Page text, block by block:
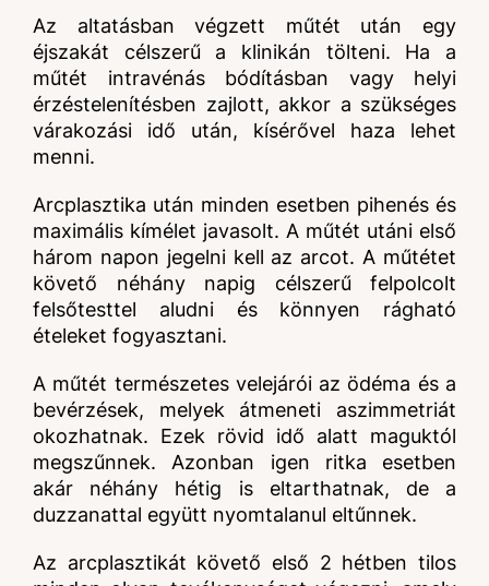
Az altatásban végzett műtét után egy
éjszakát célszerű a klinikán tölteni. Ha a
műtét intravénás bódításban vagy helyi
érzéstelenítésben zajlott, akkor a szükséges
várakozási idő után, kísérővel haza lehet
menni.
Arcplasztika után minden esetben pihenés és
maximális kímélet javasolt. A műtét utáni első
három napon jegelni kell az arcot. A műtétet
követő néhány napig célszerű felpolcolt
felsőtesttel aludni és könnyen rágható
ételeket fogyasztani.
A műtét természetes velejárói az ödéma és a
bevérzések, melyek átmeneti aszimmetriát
okozhatnak. Ezek rövid idő alatt maguktól
megszűnnek. Azonban igen ritka esetben
akár néhány hétig is eltarthatnak, de a
duzzanattal együtt nyomtalanul eltűnnek.
Az arcplasztikát követő első 2 hétben tilos